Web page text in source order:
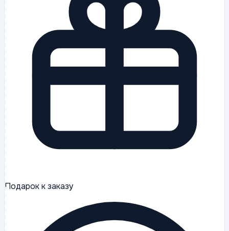
Подарок к заказу